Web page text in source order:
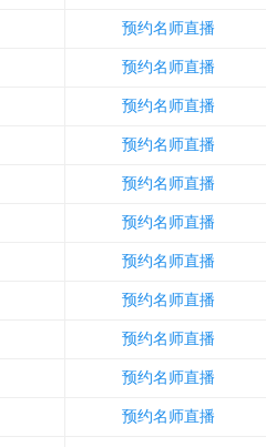
预约名师直播
预约名师直播
预约名师直播
预约名师直播
预约名师直播
预约名师直播
预约名师直播
预约名师直播
预约名师直播
预约名师直播
预约名师直播